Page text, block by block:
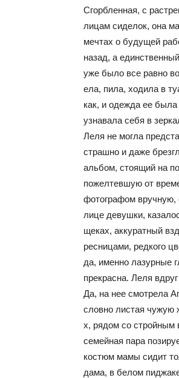
Сгорбленная, с
лицам сиделок, она
мечтах о будущей
назад, а
уже было все равно
ела, пила, ходила в
как, и одежда ее
узнавала себя в
Леля не могла
страшно и даже
альбом, стоящий на
пожелтевшую от
фотографом вручную,
лице девушки,
щеках, аккуратный
ресницами, редкого
да, именно лазурные
прекрасна. Леля
Да, на нее смотрела
словно листая чужую
х, рядом со стройным
семейная пара
костюм мамы сидит
дама, в белом